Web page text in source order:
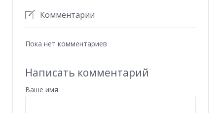
Комментарии
Пока нет комментариев
Написать комментарий
Ваше имя